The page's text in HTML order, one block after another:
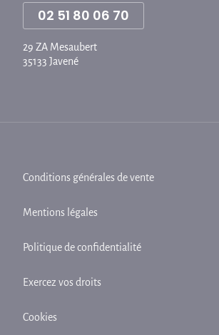
02 51 80 06 70
29 ZA Mesaubert
35133 Javené
Conditions générales de vente
Mentions légales
Politique de confidentialité
Exercez vos droits
Cookies